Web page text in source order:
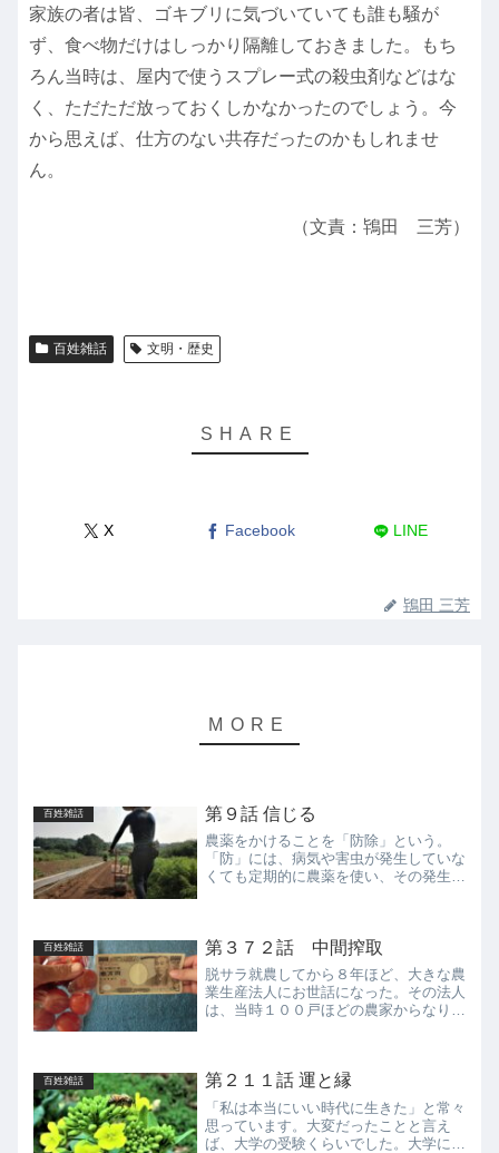
家族の者は皆、ゴキブリに気づいていても誰も騒が
ず、食べ物だけはしっかり隔離しておきました。もち
ろん当時は、屋内で使うスプレー式の殺虫剤などはな
く、ただただ放っておくしかなかったのでしょう。今
から思えば、仕方のない共存だったのかもしれませ
ん。
（文責：鴇田 三芳）
百姓雑話 文明・歴史
X Facebook LINE
鴇田 三芳
百姓雑話 第９話 信じる
農薬をかけることを「防除」という。
「防」には、病気や害虫が発生していな
くても定期的に農薬を使い、その発生を
を阻止するという意味で使わ...
百姓雑話 第３７２話 中間搾取
脱サラ就農してから８年ほど、大きな農
業生産法人にお世話になった。その法人
は、当時１００戸ほどの農家からなり、
として店舗に駆り出された...
百姓雑話 第２１１話 運と縁
「私は本当にいい時代に生きた」と常々
思っています。大変だったことと言え
ば、大学の受験くらいでした。大学に入